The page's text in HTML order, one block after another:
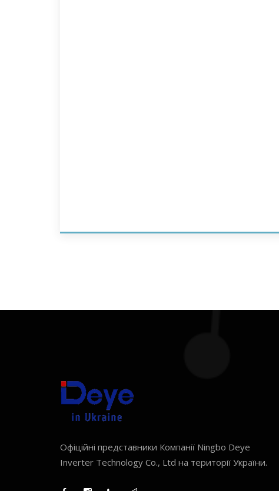
Офіційні представники Компанії Ningbo Deye
Inverter Technology Co., Ltd на території України.